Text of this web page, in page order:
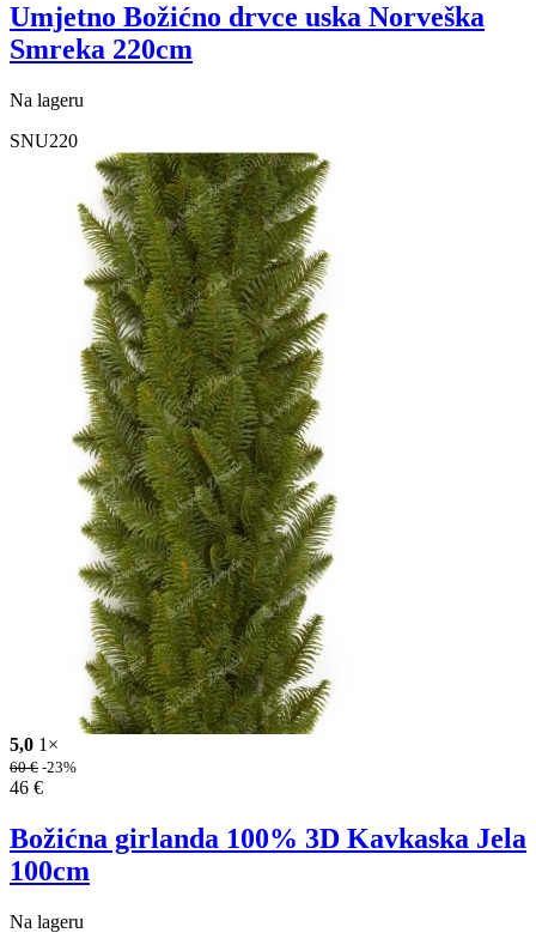
Umjetno Božićno drvce uska Norveška
Smreka 220cm
Na lageru
SNU220
5,0 1×
60€ -23%
46 €
Božićna girlanda 100% 3D Kavkaska Jela
100cm
Na lageru